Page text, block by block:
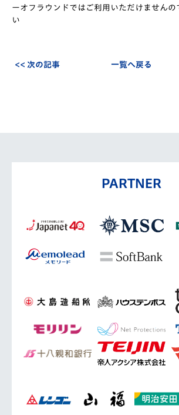
ーオフラウンドではご利用いただけませんの
い
<< 次の記事 一覧へ戻る
PARTNER